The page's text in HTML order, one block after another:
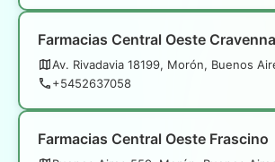
Farmacias Central Oeste Cravenna
Av. Rivadavia 18199, Morón, Buenos
+5452637058
Farmacias Central Oeste Frascino